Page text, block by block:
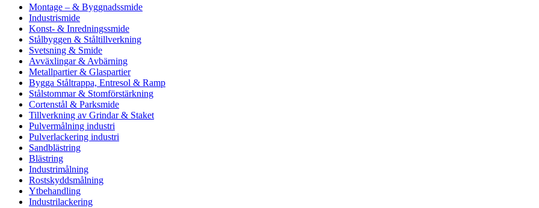
Montage – & Byggnadssmide
Industrismide
Konst- & Inredningssmide
Stålbyggen & Ståltillverkning
Svetsning & Smide
Avväxlingar & Avbärning
Metallpartier & Glaspartier
Bygga Ståltrappa, Entresol & Ramp
Stålstommar & Stomförstärkning
Cortenstål & Parksmide
Tillverkning av Grindar & Staket
Pulvermålning industri
Pulverlackering industri
Sandblästring
Blästring
Industrimålning
Rostskyddsmålning
Ytbehandling
Industrilackering